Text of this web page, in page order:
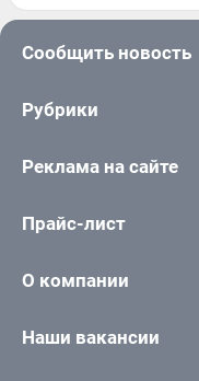
Сообщить новость
Рубрики
Реклама на сайте
Прайс-лист
О компании
Наши вакансии